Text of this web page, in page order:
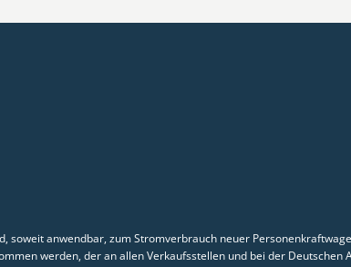
soweit anwendbar, zum Stromverbrauch neuer
werden, der an allen Verkaufsstellen und bei der Deutschen